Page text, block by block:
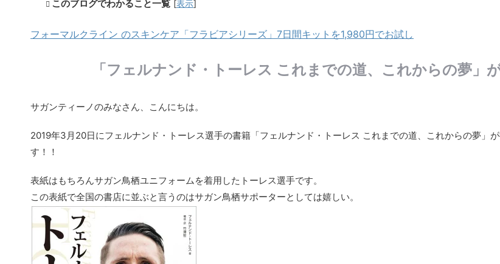
このブログでわかること一覧 [表示]
フォーマルクライン のスキンケア「フラビアシリーズ」7日間キットを1,980円でお試し
「フェルナンド・トーレス これまでの道、これからの夢」
サガンティーノのみなさん、こんにちは。
2019年3月20日にフェルナンド・トーレス選手の書籍「フェルナンド・トーレス これまでの道、これからの夢」
す！！
表紙はもちろんサガン鳥栖ユニフォームを着用したトーレス選手です。
この表紙で全国の書店に並ぶと言うのはサガン鳥栖サポーターとしては嬉しい。